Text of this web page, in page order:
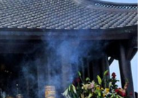
BA VÀNG
01 Ngày
VNĐ/KHÁCH